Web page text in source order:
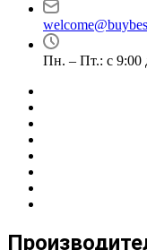
Пн. – Пт.: с 9:00